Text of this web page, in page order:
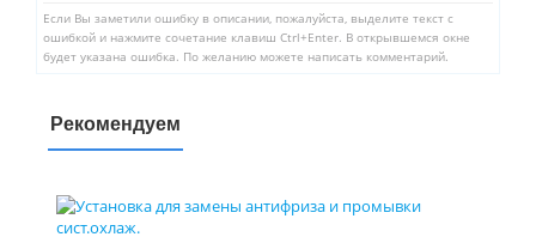
Если Вы заметили ошибку в описании, пожалуйста, выделите текст с
ошибкой и нажмите сочетание клавиш Ctrl+Enter. В открывшемся окне
будет указана ошибка. По желанию можете написать комментарий.
Рекомендуем